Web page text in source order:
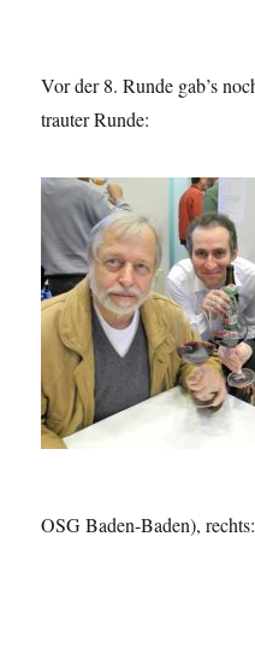
Vor der 8. Runde gab’s
trauter Runde:
OSG Baden-Baden),